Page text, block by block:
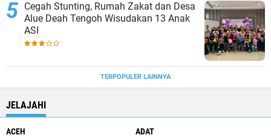
Cegah Stunting, Rumah Zakat dan Desa
Alue Deah Tengoh Wisudakan 13 Anak
ASI
TERPOPULER LAINNYA
JELAJAHI
ACEH
ADAT